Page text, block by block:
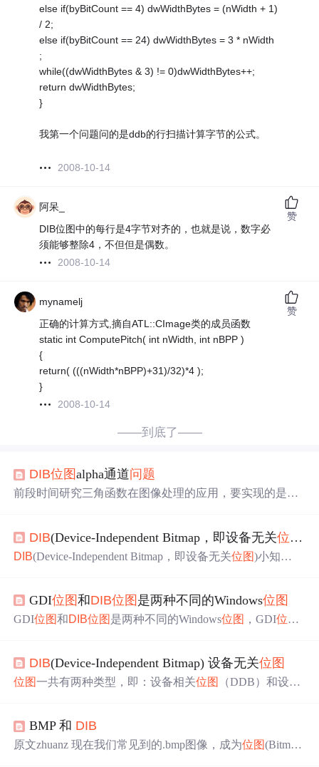
else if(byBitCount == 4) dwWidthBytes = (nWidth + 1)
/ 2;
else if(byBitCount == 24) dwWidthBytes = 3 * nWidth
;
while((dwWidthBytes & 3) != 0)dwWidthBytes++;
return dwWidthBytes;
}
我第一个问题问的是ddb的行扫描计算字节的公式。
2008-10-14
阿呆_
DIB位图中的每行是4字节对齐的，也就是说，数字必
须能够整除4，不但但是偶数。
2008-10-14
赞
mynamelj
正确的计算方式,摘自ATL::CImage类的成员函数
static int ComputePitch( int nWidth, int nBPP )
{
return( (((nWidth*nBPP)+31)/32)*4 );
}
2008-10-14
赞
——到底了——
DIB位图alpha通道问题
前段时间研究三角函数在图像处理的应用，要实现的是一
先贴上代码 void OnPaint(HWND hWnd) { RECT rc; Get
ClientRect(hWnd, &rc); int width = 180; int
DIB(Device-Independent Bitmap，即设备无关位图
DIB(Device-Independent Bitmap，即设备无关位图)小知
系统（Windows 3.0以前）中是很普遍的，事实上它也是唯
一的。然而，随着显示器制造技术的进步，以及显示设备
GDI位图和DIB位图 是两种不同的Windows位图
GDI位图和DIB位图 是两种不同的Windows位图 ，GDI位图
MAP，该结果是与设备有关的，应用程序可以得到GDI
图数据的一个备份，但其中位图的安排完全依赖于显示设
DIB(Device-Independent Bitmap) 设备无关位图
位图一共有两种类型，即：设备相关位图
（DDB）和设备
而，随着显示器制造技术的进步，以及显示设备的多样
化，DDB位图的一些固有的问题开始浮现出来了，象BitBlt
BMP 和 DIB
原文zhuanz 现在我们常见到的.bmp图像，成为位图(Bitma